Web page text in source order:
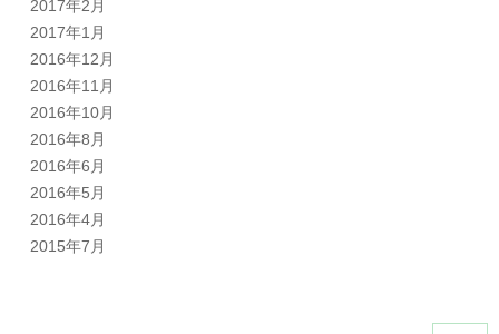
2017年2月
2017年1月
2016年12月
2016年11月
2016年10月
2016年8月
2016年6月
2016年5月
2016年4月
2015年7月